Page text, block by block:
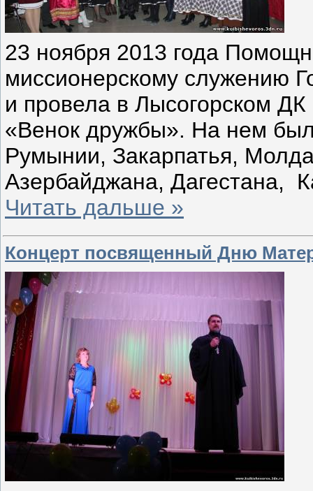
23 ноября 2013 года
миссионерскому служению
и провела в Лысогорском
«Венок дружбы». На нем
Румынии, Закарпатья,
Азербайджана, Дагестана,
Читать дальше »
Концерт посвященный Дню